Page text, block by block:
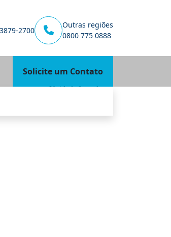
2700
Outras regiões
0800 775 0888
Solicite um Contato
Unidade Lourdes